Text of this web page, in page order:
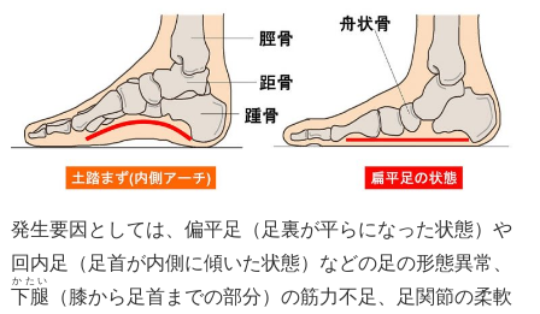
発生要因としては、偏平足（足裏が平らになった状態）や
回内足（足首が内側に傾いた状態）などの足の形態異常、
下腿
かたい
（膝から足首までの部分）の筋力不足、足関節の柔軟